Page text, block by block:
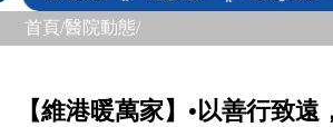
首頁/醫院動態/
【維港暖萬家】•以善行致